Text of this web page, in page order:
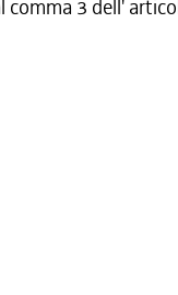
comma 3 dell'